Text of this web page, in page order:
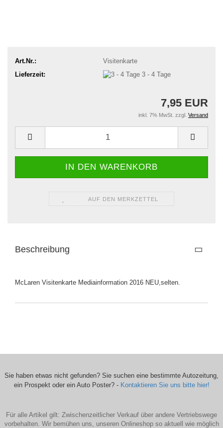
Art.Nr.:
Visitenkarte
Lieferzeit:
3 - 4 Tage
7,95 EUR
inkl. 7% MwSt. zzgl. Versand
AUF DEN MERKZETTEL
Beschreibung
McLaren Visitenkarte Mediainformation 2016 NEU,selten.
Sie haben etwas nicht gefunden? Sie suchen eine bestimmte Autozeitung,
ein Prospekt oder ein Auto Poster? - Kontaktieren Sie uns bitte hier!
Für alle Artikel gilt: Zwischenzeitlicher Verkauf über andere Vertriebswege
vorbehalten. Wir bemühen uns, unseren Onlineshop so aktuell wie möglich